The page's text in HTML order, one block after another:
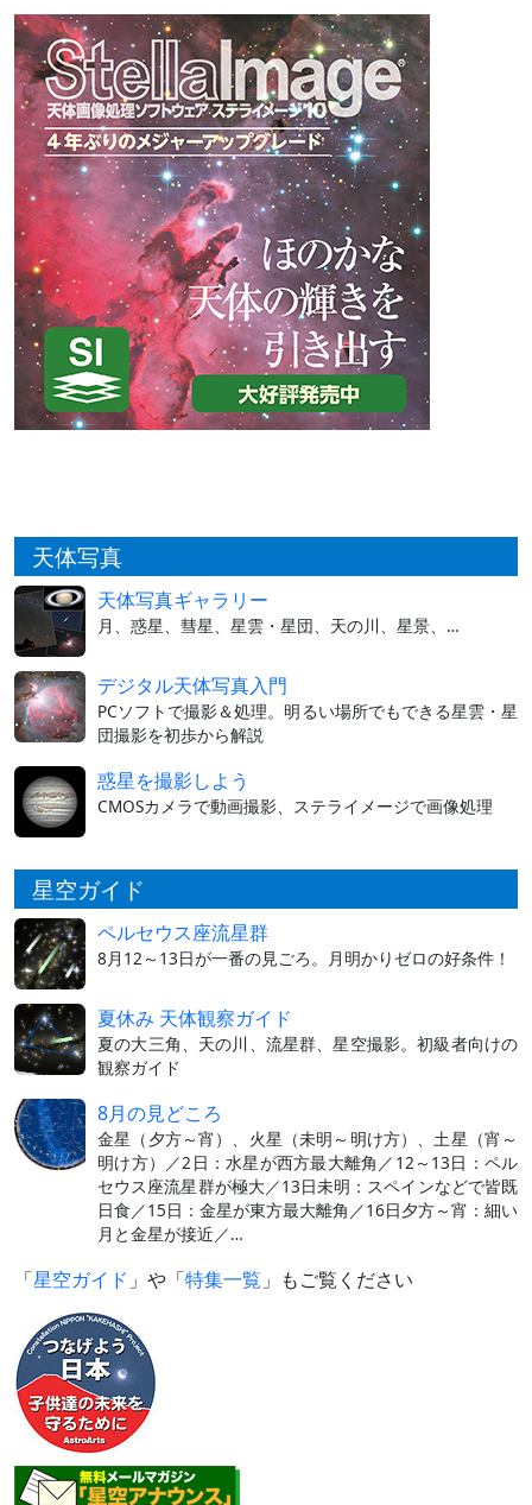
天体写真
天体写真ギャラリー
月、惑星、彗星、星雲・星団、天の川、星景、…
デジタル天体写真入門
PCソフトで撮影＆処理。明るい場所でもできる星雲・星
団撮影を初歩から解説
惑星を撮影しよう
CMOSカメラで動画撮影、ステライメージで画像処理
星空ガイド
ペルセウス座流星群
8月12～13日が一番の見ごろ。月明かりゼロの好条件！
夏休み 天体観察ガイド
夏の大三角、天の川、流星群、星空撮影。初級者向けの
観察ガイド
8月の見どころ
金星（夕方～宵）、火星（未明～明け方）、土星（宵～
明け方）／2日：水星が西方最大離角／12～13日：ペル
セウス座流星群が極大／13日未明：スペインなどで皆既
日食／15日：金星が東方最大離角／16日夕方～宵：細い
月と金星が接近／…
「星空ガイド 」や「特集一覧 」もご覧ください